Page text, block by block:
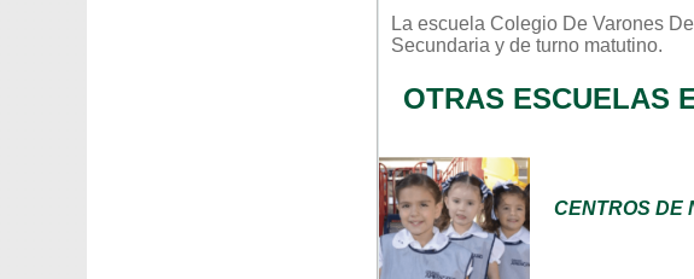
La escuela Colegio De Varones
Secundaria y de turno matutino.
OTRAS ESCUELAS
CENTROS DE